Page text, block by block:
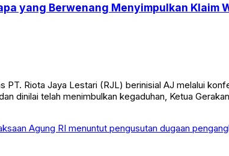
yang Berwenang Menyimpulkan Klaim
Riota Jaya Lestari (RJL) berinisial AJ melalui
dinilai telah menimbulkan kegaduhan, Ketua